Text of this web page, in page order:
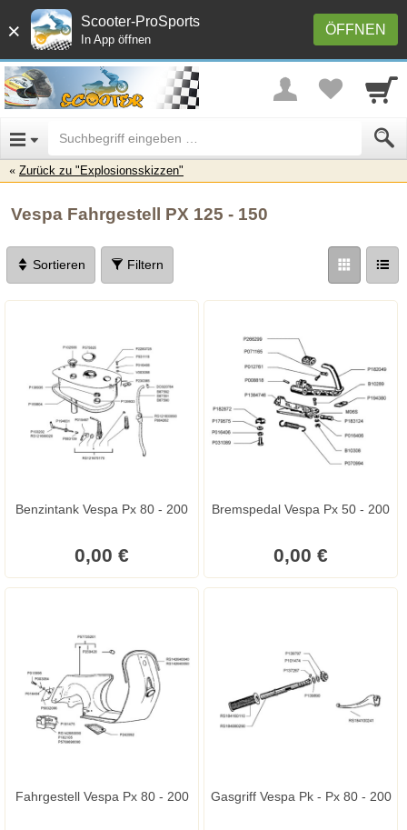
× ÖFFNEN
Scooter-ProSports
In App öffnen
Zurück zu "Explosionsskizzen"
Vespa Fahrgestell PX 125 - 150
Sortieren Filtern
Benzintank Vespa Px 80 - 200
0,00 €
Bremspedal Vespa Px 50 - 200
0,00 €
Fahrgestell Vespa Px 80 - 200 Gasgriff Vespa Pk - Px 80 - 200